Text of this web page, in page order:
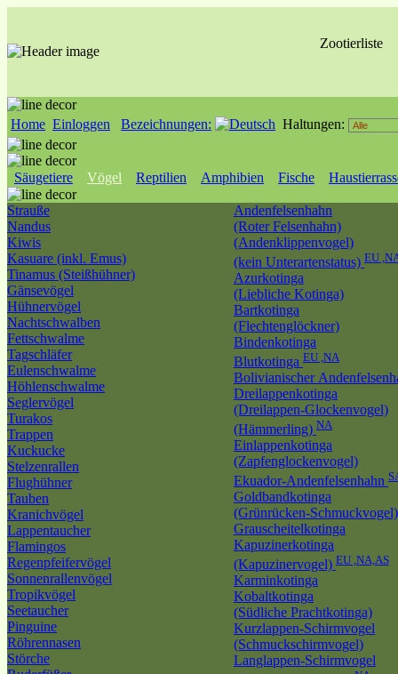
Zootierliste
Home Einloggen Bezeichnungen: Haltungen:
Säugetiere Vögel Reptilien Amphibien Fische
Strauße
Nandus
Kiwis
Kasuare (inkl. Emus)
Tinamus (Steißhühner)
Gänsevögel
Hühnervögel
Nachtschwalben
Fettschwalme
Tagschläfer
Eulenschwalme
Höhlenschwalme
Seglervögel
Turakos
Trappen
Kuckucke
Stelzenrallen
Flughühner
Tauben
Kranichvögel
Lappentaucher
Flamingos
Regenpfeifervögel
Sonnenrallenvögel
Tropikvögel
Seetaucher
Pinguine
Röhrennasen
Störche
Andenfelsenhahn
(Roter Felsenhahn)
(Andenklippenvogel)
(kein Unterartenstatus) EU
Azurkotinga
(Liebliche Kotinga)
Bartkotinga
(Flechtenglöckner)
Bindenkotinga
Blutkotinga EU ,NA
Bolivianischer
Dreilappenkotinga
(Dreilappen-Glockenvogel)
(Hämmerling) NA
Einlappenkotinga
(Zapfenglockenvogel)
Ekuador-Andenfelsenhahn
Goldbandkotinga
(Grünrücken-Schmuckvogel)
Grauscheitelkotinga
Kapuzinerkotinga
(Kapuzinervogel) EU ,NA,AS
Karminkotinga
Kobaltkotinga
(Südliche Prachtkotinga)
Kurzlappen-Schirmvogel
(Schmuckschirmvogel)
Langlappen-Schirmvogel